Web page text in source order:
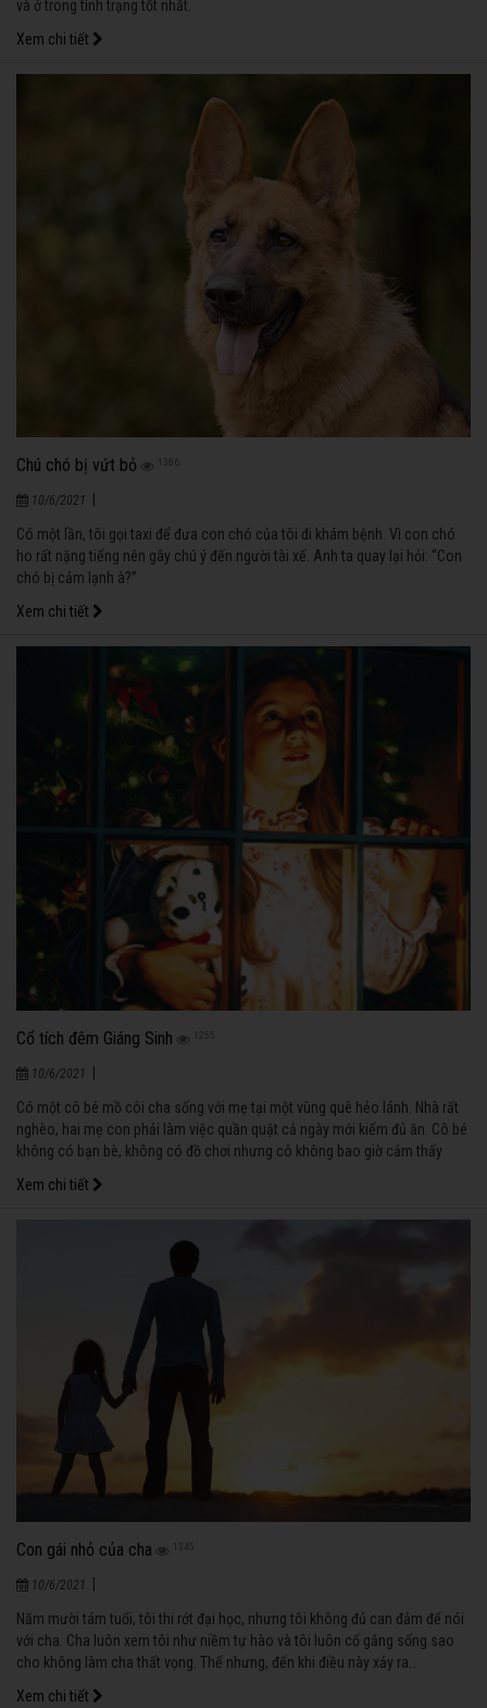
và ở trong tình trạng tốt nhất.
Xem chi tiết
Chú chó bị vứt bỏ 1386
10/6/2021
Có một lần, tôi gọi taxi để đưa con chó của tôi đi khám bệnh. Vì con chó
ho rất nặng tiếng nên gây chú ý đến người tài xế. Anh ta quay lại hỏi: “Con
chó bị cảm lạnh à?”
Xem chi tiết
Cổ tích đêm Giáng Sinh
10/6/2021
|
Có một cô bé mồ côi cha sống với mẹ tại một vùng quê hẻo lánh. Nhà rất
nghèo, hai mẹ con phải làm việc quần quật cả ngày mới kiếm đủ ăn. Cô bé
không có bạn bè, không có đồ chơi nhưng cô không bao giờ cảm thấy
Xem chi tiết
Con gái nhỏ của cha 1345
10/6/2021
Năm mười tám tuổi, tôi thi rớt đại học, nhưng tôi không đủ can đảm để nói
với cha. Cha luôn xem tôi như niềm tự hào và tôi luôn cố gắng sống sao
cho không làm cha thất vọng. Thế nhưng, đến khi điều này xảy ra…
Xem chi tiết